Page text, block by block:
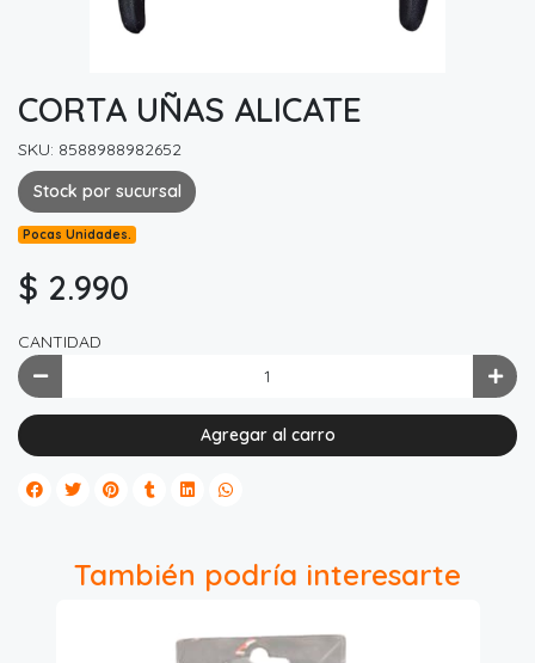
CORTA UÑAS ALICATE
SKU: 8588988982652
Stock por sucursal
Pocas Unidades.
$ 2.990
CANTIDAD
Agregar al carro
También podría interesarte